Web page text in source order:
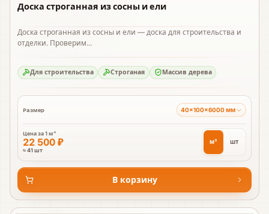
Доска строганная из сосны и ели
Доска строганная из сосны и ели — доска для строительства и
отделки. Проверим...
Для строительства Строганая Массив дерева
Размер 40×100×6000 мм
Цена за1 м³
22 500 ₽
≈ 41 шт
м³ шт
В корзину